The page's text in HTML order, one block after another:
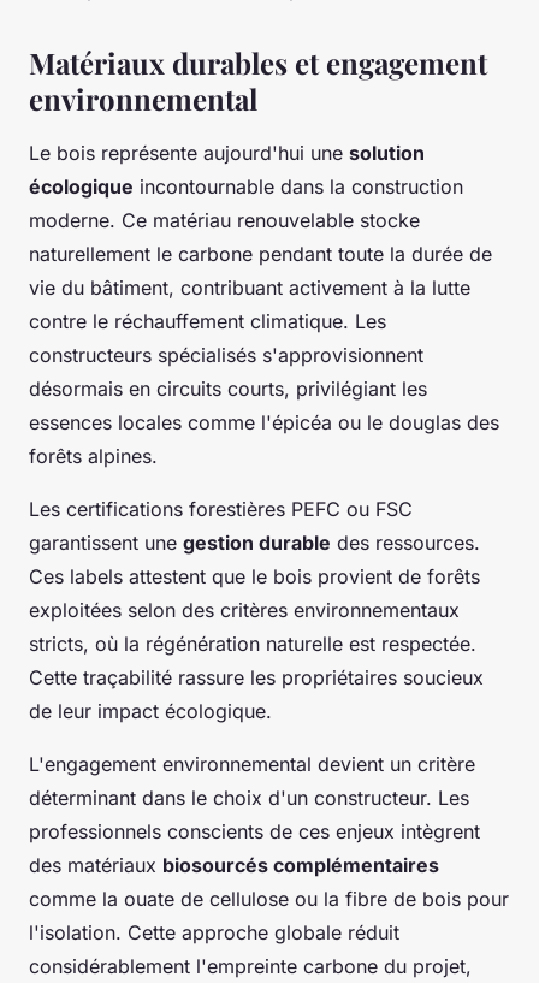
Matériaux durables et engagement
environnemental
Le bois représente aujourd'hui une solution
écologique incontournable dans la construction
moderne. Ce matériau renouvelable stocke
naturellement le carbone pendant toute la durée de
vie du bâtiment, contribuant activement à la lutte
contre le réchauffement climatique. Les
constructeurs spécialisés s'approvisionnent
désormais en circuits courts, privilégiant les
essences locales comme l'épicéa ou le douglas des
forêts alpines.
Les certifications forestières PEFC ou FSC
garantissent une gestion durable des ressources.
Ces labels attestent que le bois provient de forêts
exploitées selon des critères environnementaux
stricts, où la régénération naturelle est respectée.
Cette traçabilité rassure les propriétaires soucieux
de leur impact écologique.
L'engagement environnemental devient un critère
déterminant dans le choix d'un constructeur. Les
professionnels conscients de ces enjeux intègrent
des matériaux biosourcés complémentaires
comme la ouate de cellulose ou la fibre de bois pour
l'isolation. Cette approche globale réduit
considérablement l'empreinte carbone du projet,